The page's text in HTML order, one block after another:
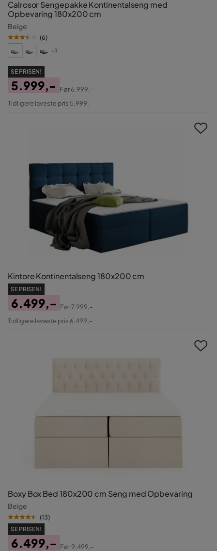
Calrosor Sengepakke Kontinentalseng med
Opbevaring 180x200 cm
Beige
(6)
+3
SE PRISEN!
Pris
5.999,-
Original
Før6.999,-
Tidligere laveste pris 5.999,-
Kintore Kontinentalseng 180x200 cm
SE PRISEN!
Pris
6.499,-
Original
Før7.999,-
Tidligere laveste pris 6.499,-
Boxy Box Bed 180x200 cm Seng med Opbevaring
Beige
(13)
SE PRISEN!
6.499,-
Før9.499,-